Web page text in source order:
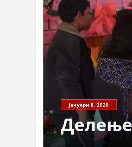
јануари 8, 2020